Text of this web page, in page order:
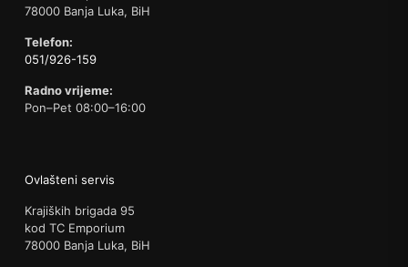
78000 Banja Luka, BiH
Telefon:
051/926-159
Radno vrijeme:
Pon–Pet 08:00–16:00
Ovlašteni servis
Krajiških brigada 95
kod TC Emporium
78000 Banja Luka, BiH